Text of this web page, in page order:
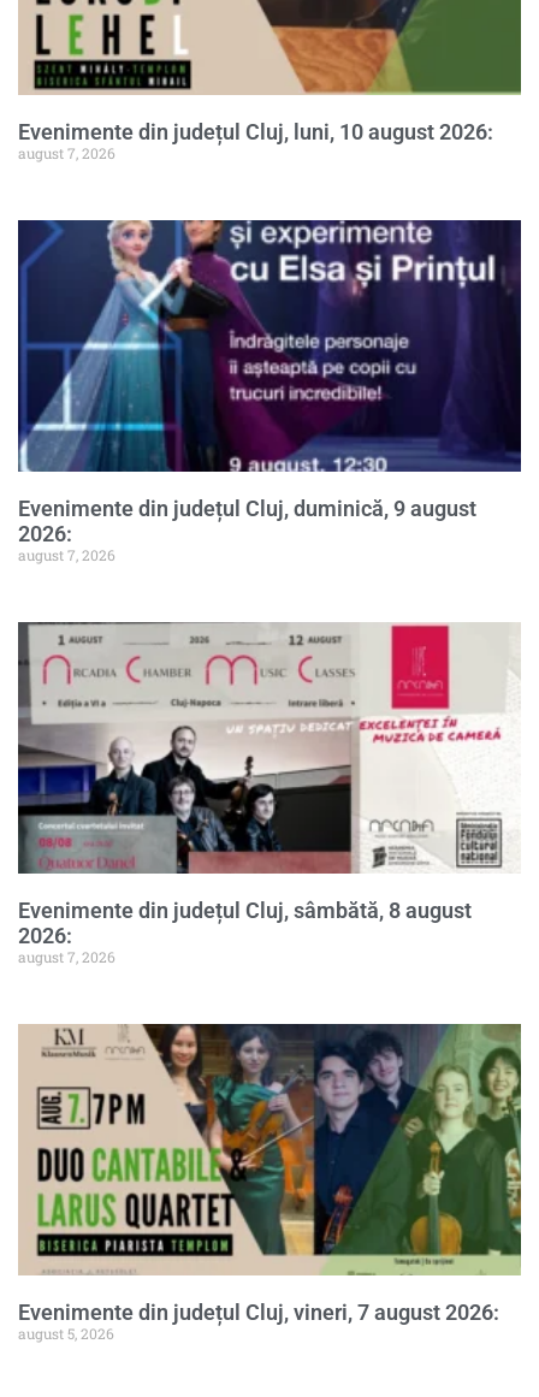
Evenimente din județul Cluj, luni, 10 august 2026:
august 7, 2026
Evenimente din județul Cluj, duminică, 9 august
2026:
august 7, 2026
Evenimente din județul Cluj, sâmbătă, 8 august
2026:
august 7, 2026
Evenimente din județul Cluj, vineri, 7 august 2026:
august 5, 2026